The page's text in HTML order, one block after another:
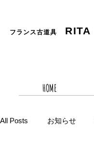
フランス古道具 RITA
HOME
All Posts お知らせ